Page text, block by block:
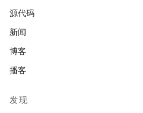
源代码
新闻
博客
播客
发现